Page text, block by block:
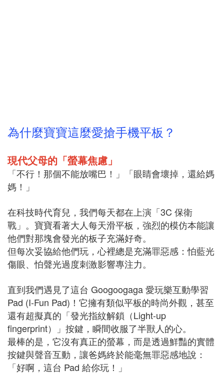
為什麼寶寶這麼愛搶手機平板？
現代父母的「螢幕焦慮」
「不行！那個不能放嘴巴！」「眼睛會壞掉，還給媽
媽！」
在科技時代育兒，我們每天都在上演「3C 保衛
戰」。寶寶看著大人每天滑平板，強烈的模仿本能讓
他們對那塊會發光的板子充滿好奇。
但每次妥協給他們玩，心裡總是充滿罪惡感：怕藍光
傷眼、怕聲光過度刺激影響專注力。
直到我們遇見了這台 Googoogaga 愛玩樂互動學習
Pad (I-Fun Pad)！它擁有類似平板的時尚外觀，甚至
還有超擬真的「發光指紋解鎖（Light-up
fingerprint）」按鍵，瞬間收服了半獸人的心。
最棒的是，它沒有真正的螢幕，而是透過鮮豔的實體
按鍵與聲音互動，讓爸媽終於能毫無罪惡感地說：
「好啊，這台 Pad 給你玩！」